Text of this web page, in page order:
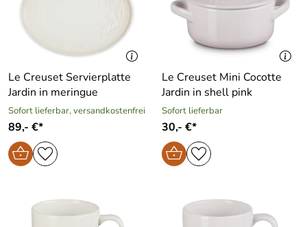
Le Creuset Servierplatte
Jardin in meringue
Sofort lieferbar, versandkostenfrei
89,- €*
Le Creuset Mini Cocotte
Jardin in shell pink
Sofort lieferbar
30,- €*